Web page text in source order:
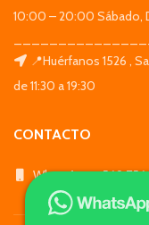
10:00 – 20:00 Sábado,
📍Huérfanos 1526 ,
de 11:30 a 19:30
CONTACTO
WhatsApp: +569